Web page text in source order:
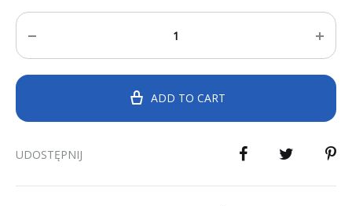
Quantity
ADD TO CART
UDOSTĘPNIJ